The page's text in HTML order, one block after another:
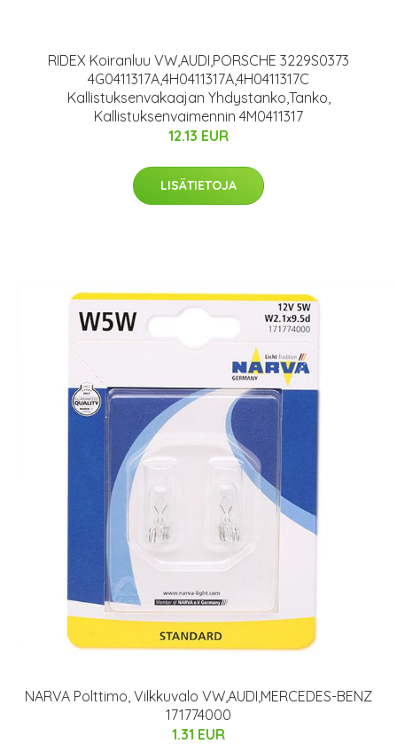
RIDEX Koiranluu VW,AUDI,PORSCHE 3229S0373
4G0411317A,4H0411317A,4H0411317C
Kallistuksenvakaajan Yhdystanko,Tanko,
Kallistuksenvaimennin 4M0411317
12.13 EUR
LISÄTIETOJA
NARVA Polttimo, Vilkkuvalo VW,AUDI,MERCEDES-BENZ
171774000
1.31 EUR